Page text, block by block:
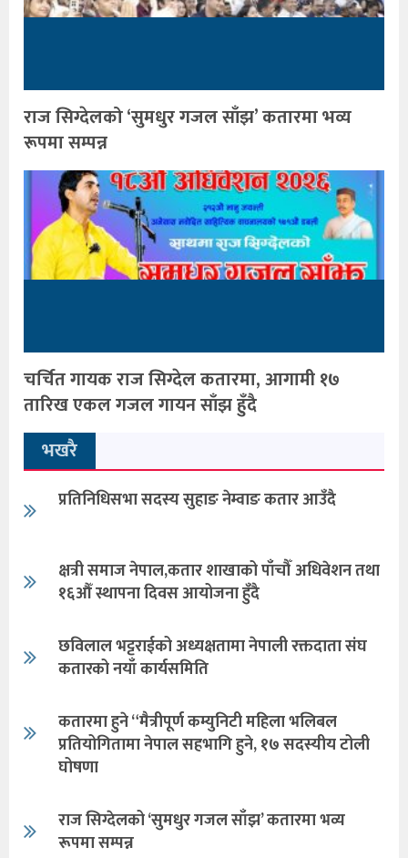
राज सिग्देलको ‘सुमधुर गजल साँझ’ कतारमा भव्य
रूपमा सम्पन्न
चर्चित गायक राज सिग्देल कतारमा, आगामी १७
तारिख एकल गजल गायन साँझ हुँदै
भखरै
प्रतिनिधिसभा सदस्य सुहाङ नेम्वाङ कतार आउँदै
क्षत्री समाज नेपाल,कतार शाखाको पाँचौँ अधिवेशन तथा
१६औँ स्थापना दिवस आयोजना हुँदै
छविलाल भट्टराईको अध्यक्षतामा नेपाली रक्तदाता संघ
कतारको नयाँ कार्यसमिति
कतारमा हुने “मैत्रीपूर्ण कम्युनिटी महिला भलिबल
प्रतियोगितामा नेपाल सहभागि हुने, १७ सदस्यीय टोली
घोषणा
राज सिग्देलको ‘सुमधुर गजल साँझ’ कतारमा भव्य
रूपमा सम्पन्न